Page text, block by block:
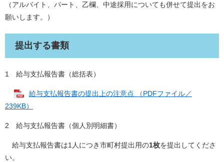
（アルバイト、パート、乙欄、中途採用についても併せて提出をお
願いします。）
提出する書類
1 給与支払報告書（総括表）
給与支払報告書の提出上の注意点 （PDFファイル／
239KB）
2 給与支払報告書（個人別明細書）
給与支払報告書は1人につき市町村提出用の1枚を提出してくださ
い。